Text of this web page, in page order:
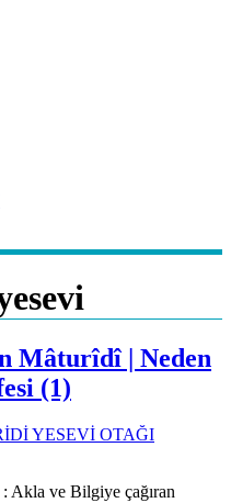
Mâturîdî | Neden
(1)
YESEVİ OTAĞI
Akla ve Bilgiye çağıran